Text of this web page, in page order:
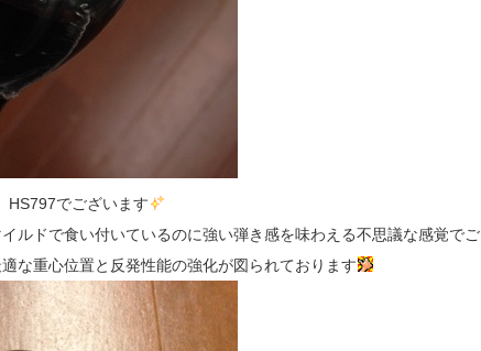
でございます
ルドで食い付いているのに強い弾き感を味わえる不思議な感覚で
な重心位置と反発性能の強化が図られております